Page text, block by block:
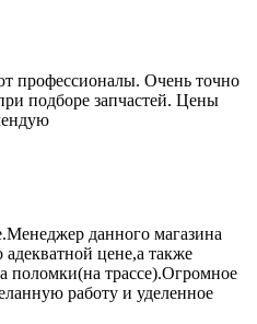
профессионалы. Очень точно
подборе запчастей. Цены
данного магазина
цене,а также
поломки(на трассе).Огромное
работу и уделенное